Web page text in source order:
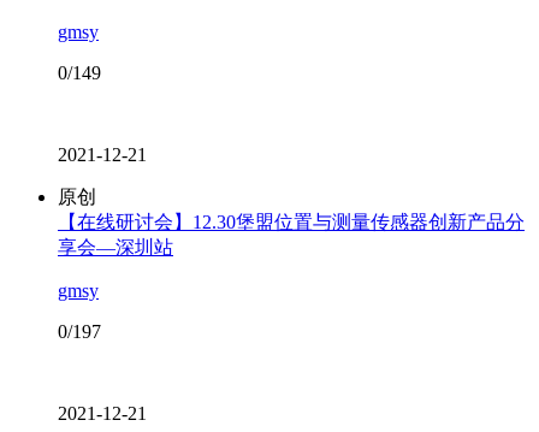
gmsy
0/149
2021-12-21
原创
【在线研讨会】12.30堡盟位置与测量传感器创新产品分
享会—深圳站
gmsy
0/197
2021-12-21